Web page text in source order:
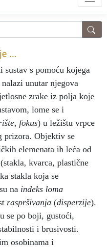
...
sustav s pomoću kojega
unutar njegova
zrake iz polja koje
lome se i
fokus) u ležištu vrpce
prizora. Objektiv se
elemenata ih leća od
kvarca, plastične
stakla koja se
na indeks loma
raspršivanja (disperzije).
se po boji, gustoći,
i brusivosti.
osobinama i